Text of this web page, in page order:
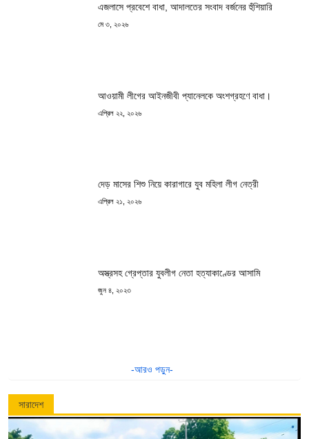
এজলাসে প্রবেশে বাধা, আদালতের সংবাদ বর্জনের হুঁশিয়ারি
মে ৩, ২০২৬
আওয়ামী লীগের আইনজীবী প্যানেলকে অংশগ্রহণে বাধা।
এপ্রিল ২২, ২০২৬
দেড় মাসের শিশু নিয়ে কারাগারে যুব মহিলা লীগ নেত্রী
এপ্রিল ২১, ২০২৬
অস্ত্রসহ গ্রেপ্তার যুবলীগ নেতা হত্যাকাণ্ডের আসামি
জুন ৪, ২০২৩
-আরও পড়ুন-
সারাদেশ